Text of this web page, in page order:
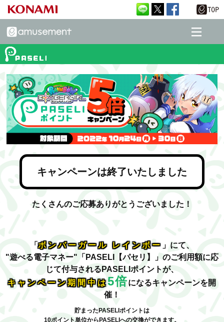
キャンペーンは終了いたしました
たくさんのご応募ありがとうございました！
「ボンバーガール レインボー 」にて、
"遊べる電子マネー"「PASELI【パセリ】」のご利用額に応
じて付与されるPASELIポイントが、
キャンペーン期間中は5倍になるキャンペーンを開
催！
貯まったPASELIポイントは
10ポイント単位からPASELIへの交換ができます。